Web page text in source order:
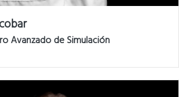
Avanzado de Simulación